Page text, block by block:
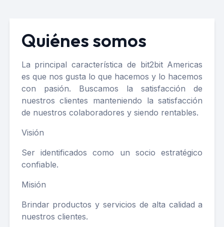
Quiénes somos
La principal característica de bit2bit Americas
es que nos gusta lo que hacemos y lo hacemos
con pasión. Buscamos la satisfacción de
nuestros clientes manteniendo la satisfacción
de nuestros colaboradores y siendo rentables.
Visión
Ser identificados como un socio estratégico
confiable.
Misión
Brindar productos y servicios de alta calidad a
nuestros clientes.